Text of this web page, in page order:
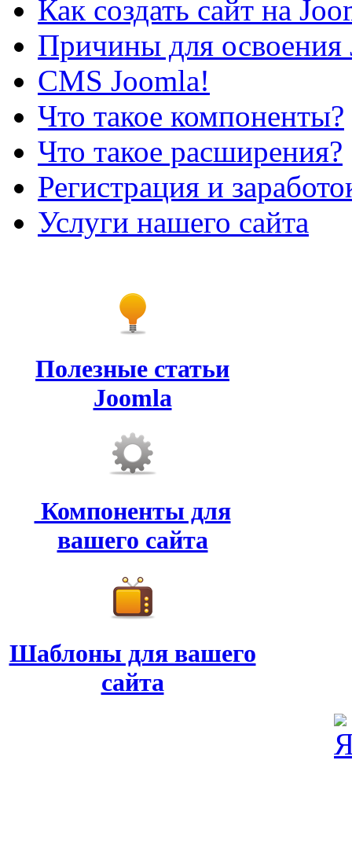
Как создать сайт на
Причины для освоения
CMS Joomla!
Что такое компоненты?
Что такое расширения?
Регистрация и
Услуги нашего сайта
Полезные статьи
Joomla
Компоненты для
вашего сайта
Шаблоны для вашего
сайта